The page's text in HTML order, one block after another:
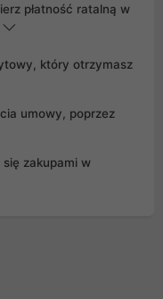
płatność ratalną w
który otrzymasz
umowy, poprzez
zakupami w